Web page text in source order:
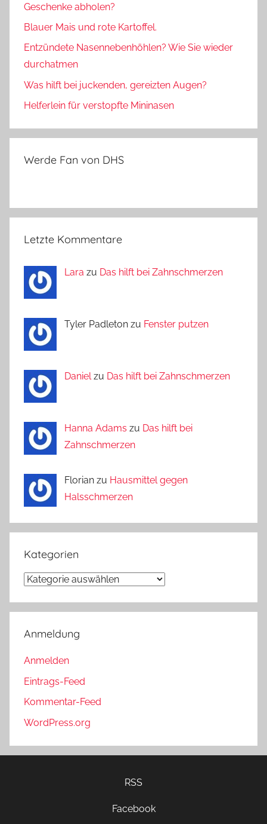
Geschenke abholen?
Blauer Mais und rote Kartoffel.
Entzündete Nasennebenhöhlen? Wie Sie wieder
durchatmen
Was hilft bei juckenden, gereizten Augen?
Helferlein für verstopfte Mininasen
Werde Fan von DHS
Letzte Kommentare
Lara zu Das hilft bei Zahnschmerzen
Tyler Padleton zu Fenster putzen
Danielzu Das hilft bei Zahnschmerzen
Hanna Adams zu Das hilft bei
Zahnschmerzen
Florian zu Hausmittel gegen
Halsschmerzen
Kategorien
Kategorien
Anmeldung
Anmelden
Eintrags-Feed
Kommentar-Feed
WordPress.org
RSS
Facebook